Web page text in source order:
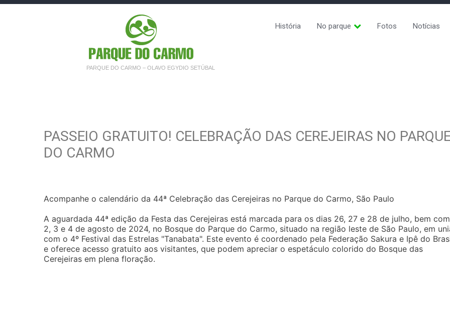
PARQUE DO CARMO – OLAVO EGYDIO SETÚBAL
História No parque Fotos Notícias
PASSEIO GRATUITO! CELEBRAÇÃO DAS CEREJEIRAS NO
DO CARMO
Acompanhe o calendário da 44ª Celebração das Cerejeiras no Parque do Carmo, São Paulo
A aguardada 44ª edição da Festa das Cerejeiras está marcada para os dias 26, 27 e 28 de julho, bem
2, 3 e 4 de agosto de 2024, no Bosque do Parque do Carmo, situado na região leste de São Paulo, em
com o 4º Festival das Estrelas "Tanabata". Este evento é coordenado pela Federação Sakura e Ipê do
e oferece acesso gratuito aos visitantes, que podem apreciar o espetáculo colorido do Bosque das
Cerejeiras em plena floração.